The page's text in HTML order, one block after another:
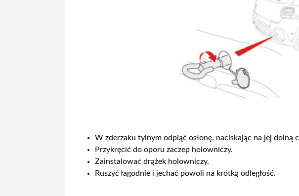
W zderzaku tylnym odpiąć osłonę, naciskając na jej dolną
Przykręcić do oporu zaczep holowniczy.
Zainstalować drążek holowniczy.
Ruszyć łagodnie i jechać powoli na krótką odległość.